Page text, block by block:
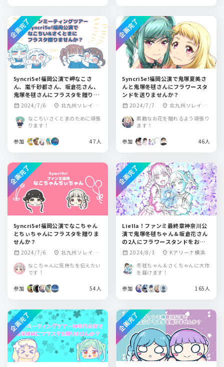
5yncri5e!福岡公演で岬なこさ
ん、嵐千砂都さん、坂倉花さん、
鬼塚冬毬さんにフラスタを贈りま
せんか？
calendar_month 2024/7/6 location_on 北九州ソレイユ
なこちいさくとまのために頑張
ります！
参加 47人
企画完了
5yncri5e!福岡公演で鬼塚夏美さ
んと鬼塚冬毬さんにフラワースタ
ンドを送りませんか？
calendar_month 2024/7/7 location_on 北九州ソレイユ
ホール
素敵なお花を贈れるよう頑張り
ます！
参加 46人
企画完了
5yncri5e!福岡公演でなこちゃん
とちぃちゃんにフラスタを贈りま
せんか？
calendar_month 2024/7/6 location_on 北九州ソレイユ
なこちゃんに気持ちを伝えたい
です！
参加 54人
企画完了
Liella！ファンミ最終章神奈川公
演で鬼塚冬毬ちゃん＆坂倉花さん
の2人にフラワースタンドをお贈
りしませんか？
calendar_month 2024/8/3 location_on Kアリーナ横浜
冬毬ちゃん＆さくちゃんに大作
を届けます！
参加 165人
企画完了
企画完了 企画完了